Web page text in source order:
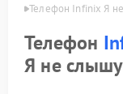
Телефон Infinix Я
Телефон
Я не